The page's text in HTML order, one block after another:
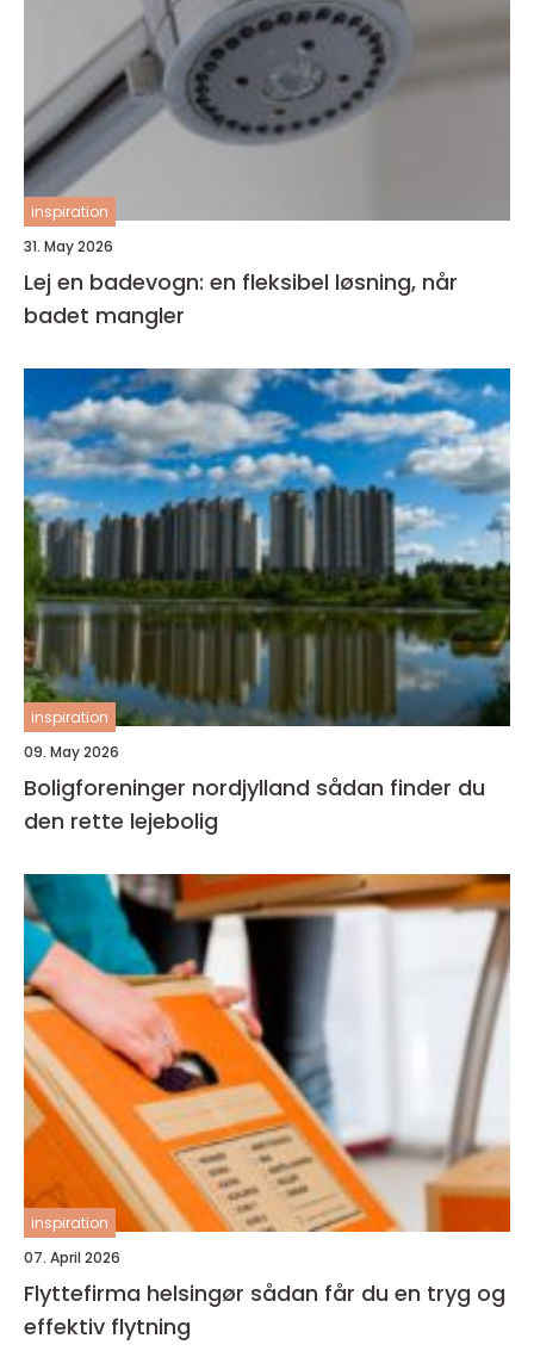
inspiration
31. May 2026
Lej en badevogn: en fleksibel løsning, når
badet mangler
inspiration
09. May 2026
Boligforeninger nordjylland sådan finder du
den rette lejebolig
inspiration
07. April 2026
Flyttefirma helsingør sådan får du en tryg og
effektiv flytning